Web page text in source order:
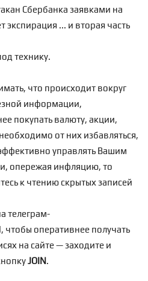
Сбербанка заявками на
экспирация ... и вторая часть
технику.
что происходит вокруг
информации,
покупать валюту, акции,
от них избавляться,
управлять Вашим
опережая инфляцию, то
к чтению скрытых записей
телеграм-
, чтобы оперативнее получать
на сайте — заходите и
JOIN.